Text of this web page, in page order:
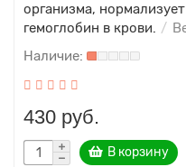
организма,
гемоглобин в крови.
430 руб.
В корзину